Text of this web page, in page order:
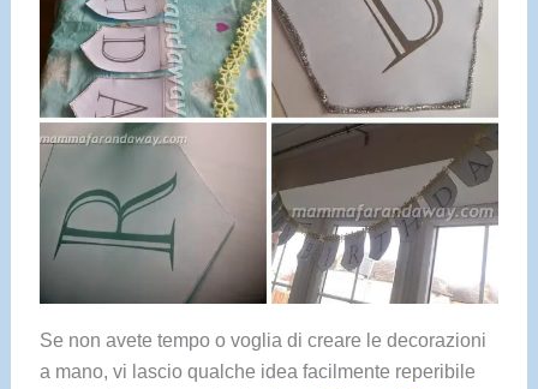
Se non avete tempo o voglia di creare le decorazioni
a mano, vi lascio qualche idea facilmente reperibile